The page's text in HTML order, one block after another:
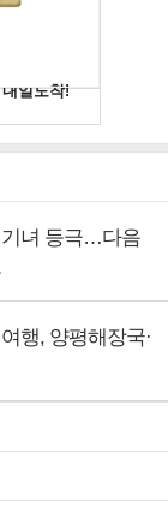
기녀 등극…다음
행, 양평해장국·